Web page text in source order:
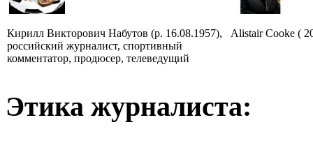
Кирилл Викторович Набутов (р. 16.08.1957),
российский журналист, спортивный
комментатор, продюсер, телеведущий
Alistair Cooke (
Этика журналиста: